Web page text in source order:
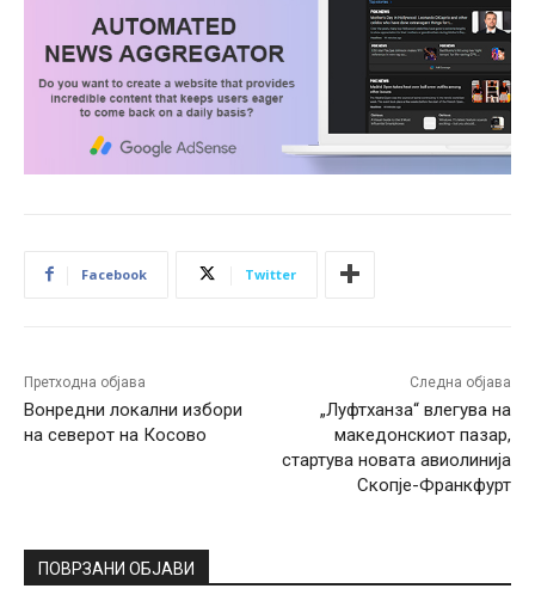
Facebook Twitter
Претходна објава
Вонредни локални избори
на северот на Косово
Следна објава
„Луфтханза“ влегува на
македонскиот пазар,
стартува новата авиолинија
Скопје-Франкфурт
ПОВРЗАНИ ОБЈАВИ